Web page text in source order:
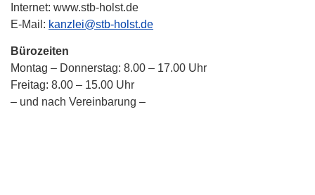
Internet: www.stb-holst.de
E-Mail: kanzlei@stb-holst.de
Bürozeiten
Montag – Donnerstag: 8.00 – 17.00 Uhr
Freitag: 8.00 – 15.00 Uhr
– und nach Vereinbarung –